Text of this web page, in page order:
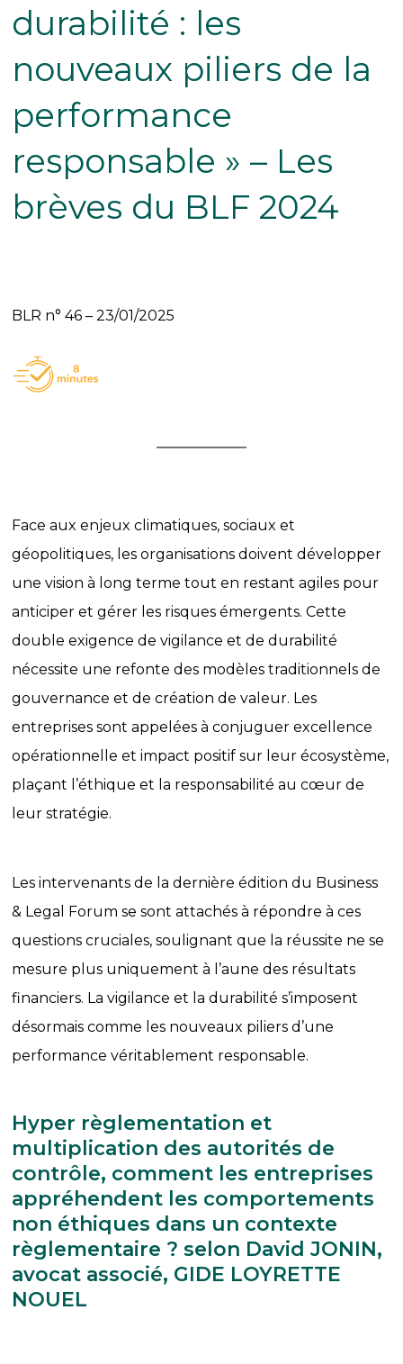
durabilité : les
nouveaux piliers de la
performance
responsable » – Les
brèves du BLF 2024
BLR n° 46 – 23/01/2025
Face aux enjeux climatiques, sociaux et
géopolitiques, les organisations doivent développer
une vision à long terme tout en restant agiles pour
anticiper et gérer les risques émergents. Cette
double exigence de vigilance et de durabilité
nécessite une refonte des modèles traditionnels de
gouvernance et de création de valeur. Les
entreprises sont appelées à conjuguer excellence
opérationnelle et impact positif sur leur écosystème,
plaçant l’éthique et la responsabilité au cœur de
leur stratégie.
Les intervenants de la dernière édition du Business
& Legal Forum se sont attachés à répondre à ces
questions cruciales, soulignant que la réussite ne se
mesure plus uniquement à l’aune des résultats
financiers. La vigilance et la durabilité s’imposent
désormais comme les nouveaux piliers d’une
performance véritablement responsable.
Hyper règlementation et
multiplication des autorités de
contrôle, comment les entreprises
appréhendent les comportements
non éthiques dans un contexte
règlementaire ? selon David JONIN,
avocat associé, GIDE LOYRETTE
NOUEL